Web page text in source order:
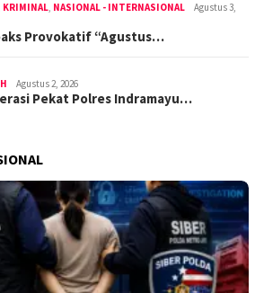
KRIMINAL, NASIONAL - INTERNASIONAL
Agustus 3,
Provokatif “Agustus…
Agustus 2, 2026
Pekat Polres Indramayu…